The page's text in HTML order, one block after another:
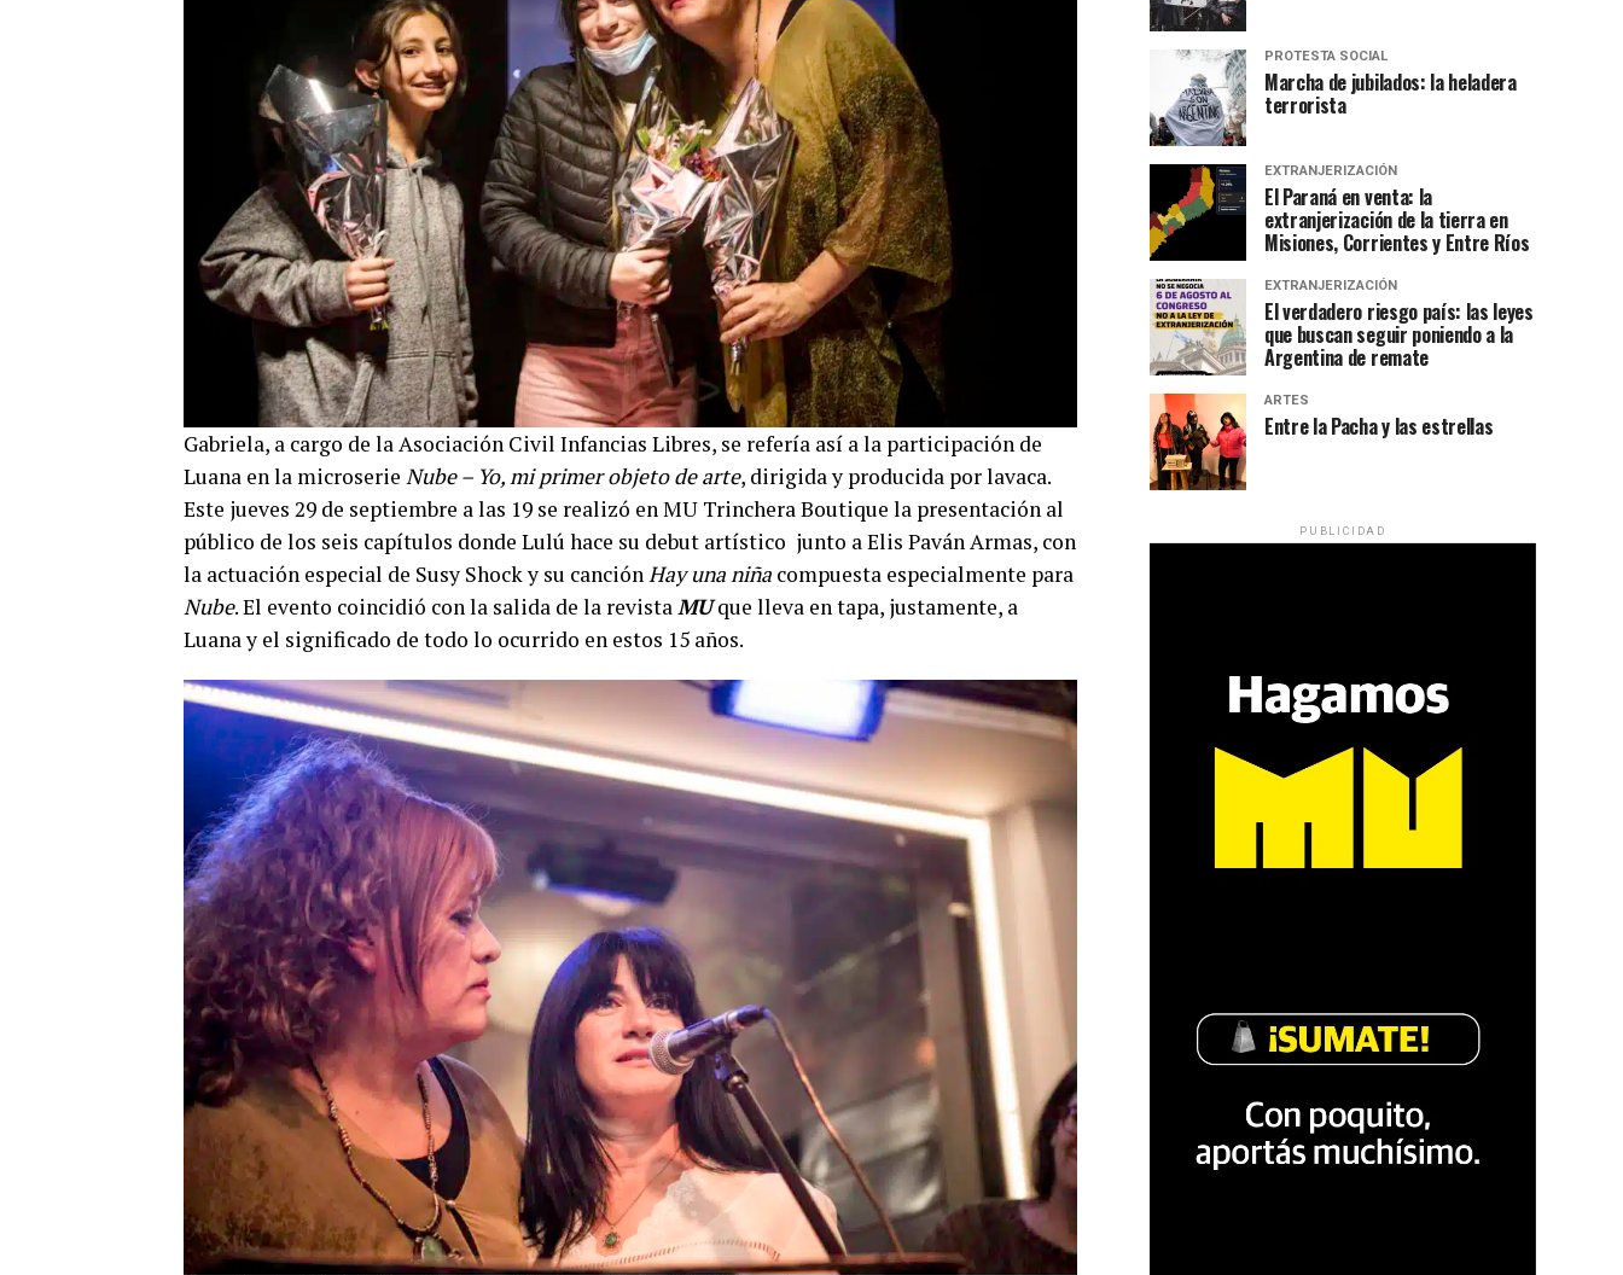
Gabriela, a cargo de la Asociación Civil Infancias Libres, se refería así a la participación de
Luana en la microserie Nube – Yo, mi primer objeto de arte, dirigida y producida por lavaca.
Este jueves 29 de septiembre a las 19 se realizó en MU Trinchera Boutique la presentación al
público de los seis capítulos donde Lulú hace su debut artístico junto a Elis Paván Armas, con
la actuación especial de Susy Shock y su canciónHay una niña compuesta especialmente para
Nube. El evento coincidió con la salida de la revistaMUque lleva en tapa, justamente, a
Luana y el significado de todo lo ocurrido en estos 15 años.
PROTESTA SOCIAL
Marcha de jubilados: la heladera
terrorista
EXTRANJERIZACIÓN
El Paraná en venta: la
extranjerización de la tierra en
Misiones, Corrientes y Entre Ríos
EXTRANJERIZACIÓN
El verdadero riesgo país: las leyes
que buscan seguir poniendo a la
Argentina de remate
ARTES
Entre la Pacha y las estrellas
PUBLICIDAD